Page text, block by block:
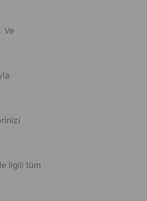
Ve
ilgili tüm